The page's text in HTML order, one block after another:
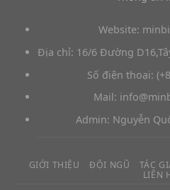
Website:
Địa chỉ: 16/6 Đường
‪Số điện thoại:
Mail:
Admin: Nguyễn
GIỚI THIỆU ĐỘI NGŨ TÁC
LIÊN